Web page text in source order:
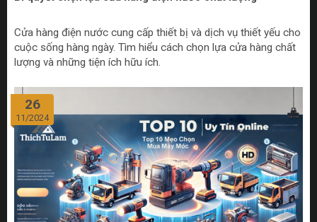
Cửa hàng điện nước cung cấp thiết bị và dịch vụ thiết yếu cho
cuộc sống hàng ngày. Tìm hiểu cách chọn lựa cửa hàng chất
lượng và những tiện ích hữu ích.
26
11/2024